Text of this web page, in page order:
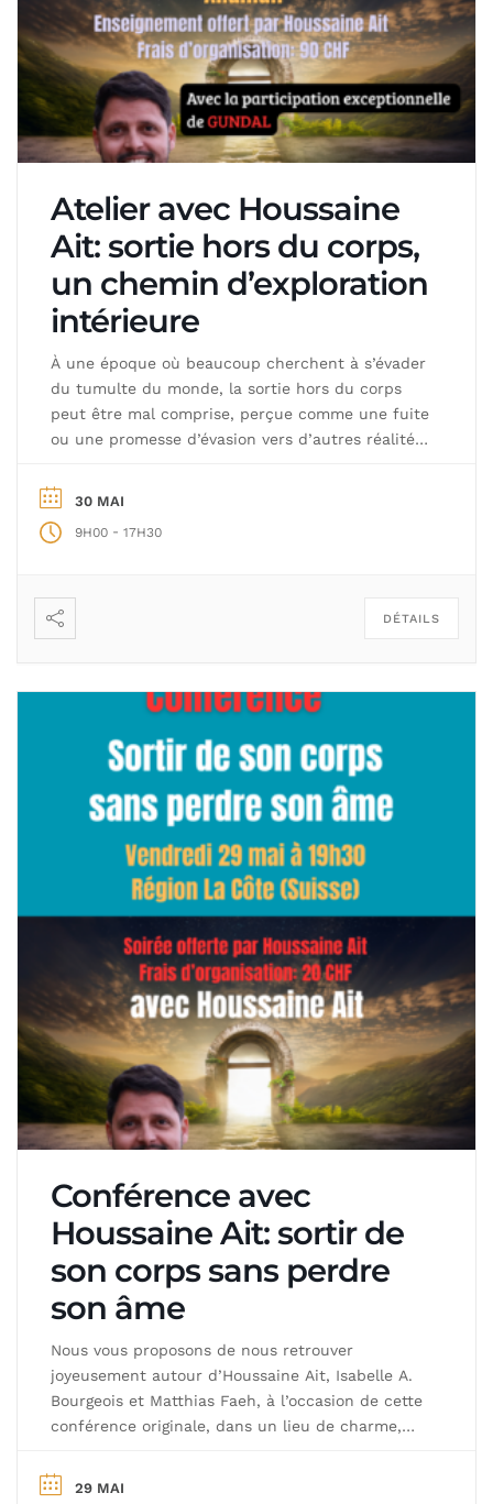
Atelier avec Houssaine
Ait: sortie hors du corps,
un chemin d’exploration
intérieure
À une époque où beaucoup cherchent à s’évader
du tumulte du monde, la sortie hors du corps
peut être mal comprise, perçue comme une fuite
ou une promesse d’évasion vers d’autres réalités.
Houssaine Ait, il ne s’agit pas de fuir la vie —
mais de mieux la comprendre, de l’habiter […]
30 MAI
9H00 - 17H30
DÉTAILS
Conférence avec
Houssaine Ait: sortir de
son corps sans perdre
son âme
Nous vous proposons de nous retrouver
joyeusement autour d’Houssaine Ait, Isabelle A.
Bourgeois et Matthias Faeh, à l’occasion de cette
conférence originale, dans un lieu de charme,
d’Aubonne. Thème de la conférence: depuis des
29 MAI